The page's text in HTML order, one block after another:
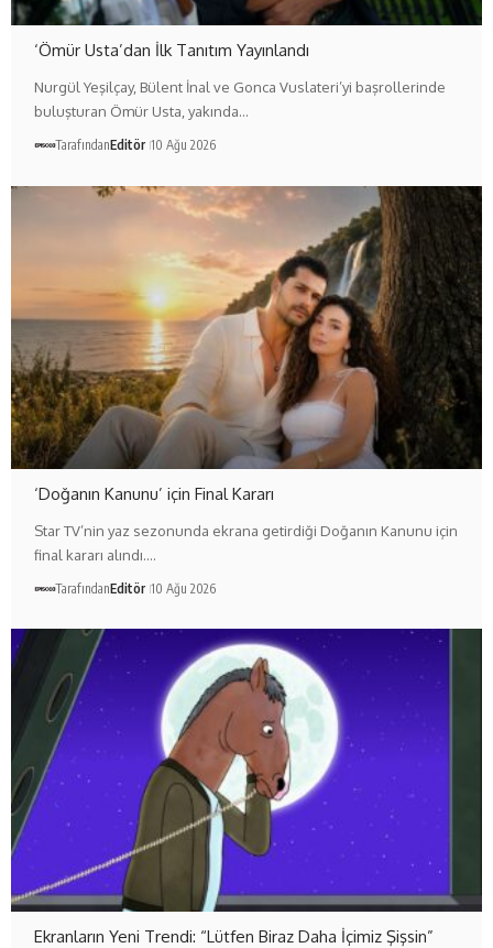
‘Ömür Usta’dan İlk Tanıtım Yayınlandı
Nurgül Yeşilçay, Bülent İnal ve Gonca Vuslateri’yi başrollerinde
buluşturan Ömür Usta, yakında…
TarafındanEditör 10 Ağu 2026
‘Doğanın Kanunu’ için Final Kararı
Star TV’nin yaz sezonunda ekrana getirdiği Doğanın Kanunu için
final kararı alındı.…
TarafındanEditör 10 Ağu 2026
Ekranların Yeni Trendi: “Lütfen Biraz Daha İçimiz Şişsin”